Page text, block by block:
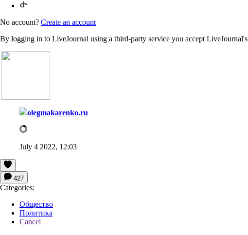
No account? Create an account
By logging in to LiveJournal using a third-party service you accept LiveJournal's
olegmakarenko.ru
July 4 2022, 12:03
427
Categories:
Общество
Политика
Cancel